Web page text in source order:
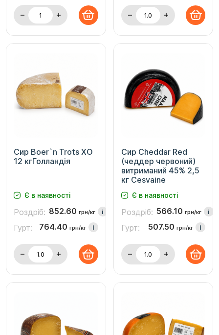
Сир Boer`n Trots XO
12 кгГолландія
Є в наявності
Роздріб: 852.60 грн/кг i
Гурт: 764.40 грн/кг i
Сир Cheddar Red
(чеддер червоний)
витриманий 45% 2,5
кг Cesvaine
Є в наявності
Роздріб: 566.10 грн/кг i
Гурт: 507.50 грн/кг i